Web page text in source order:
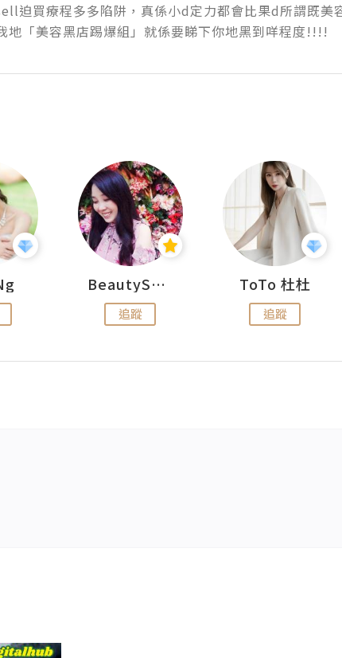
迫買療程多多陷阱，真係小d定力都會比果d所謂既美
地「美容黑店踢爆組」就係要睇下你地黑到咩程度!!!!
BeautySearch
追蹤
ToTo 杜杜
追蹤